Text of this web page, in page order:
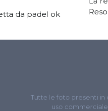
da padel ok
Tutte le foto presenti in
uso